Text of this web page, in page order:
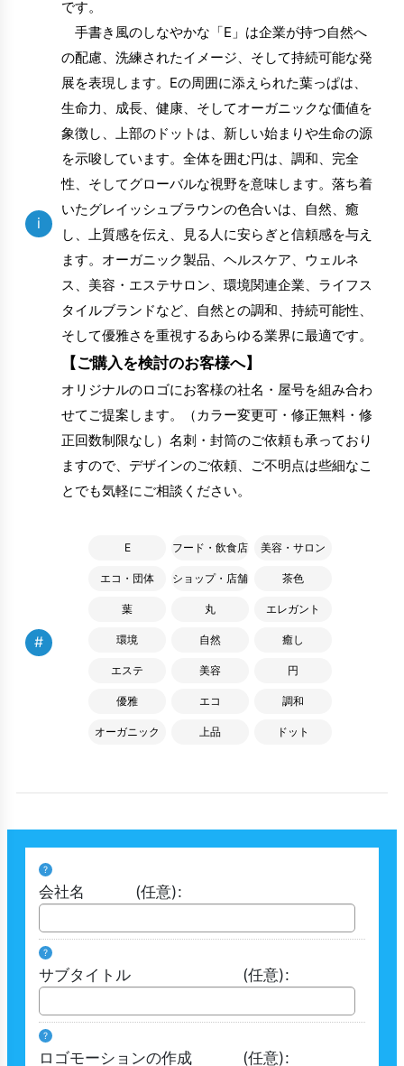
i
です。
手書き風のしなやかな「E」は企業が持つ自然へ
の配慮、洗練されたイメージ、そして持続可能な発
展を表現します。Eの周囲に添えられた葉っぱは、
生命力、成長、健康、そしてオーガニックな価値を
象徴し、上部のドットは、新しい始まりや生命の源
を示唆しています。全体を囲む円は、調和、完全
性、そしてグローバルな視野を意味します。落ち着
いたグレイッシュブラウンの色合いは、自然、癒
し、上質感を伝え、見る人に安らぎと信頼感を与え
ます。オーガニック製品、ヘルスケア、ウェルネ
ス、美容・エステサロン、環境関連企業、ライフス
タイルブランドなど、自然との調和、持続可能性、
そして優雅さを重視するあらゆる業界に最適です。
【ご購入を検討のお客様へ】
オリジナルのロゴにお客様の社名・屋号を組み合わ
せてご提案します。（カラー変更可・修正無料・修
正回数制限なし）名刺・封筒のご依頼も承っており
ますので、デザインのご依頼、ご不明点は些細なこ
とでも気軽にご相談ください。
#
E フード・飲食店 美容・サロン
エコ・団体 ショップ・店舗 茶色
葉 丸 エレガント
環境 自然 癒し
エステ 美容 円
優雅 エコ 調和
オーガニック 上品 ドット
?
会社名 (任意):
?
サブタイトル (任意):
?
ロゴモーションの作成 (任意):